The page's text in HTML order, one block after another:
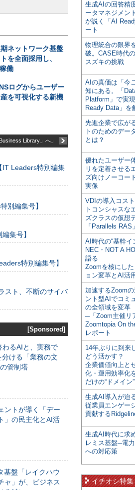
ネットワーク基盤
を全面採用し、
働
ログからユーザー
を可視化する新機
Library」へ」
IT Leaders特別編集
別編集号】
集号】
特別編集号】
スト、不断のサイバ
[Sponsored]
わるAIと、実務で
ける「業務の文
管制塔
ントが導く「デー
」の民主化とAI活
基盤「レイクハウ
ャ」が、ビジネス
生成AIの回答精
ータマネジメン
が説く「AI
ート
物理統合の限界
破。CASE時代
スズキの挑戦
AIの真価は「今
知にある。「
Platform」で実
Ready Data」を
先進企業で広が
トのためのデー
とは？
優れたユーザー
リを定着させる
ズ向けノーコー
実像
VDIの導入コス
トコンシャスな
ズクラスの仮想
「Parallels RAS
AI時代の“基幹
NEC・NOT A
語る
Zoomを核にし
ョン変革とAI活
加速するZoom
ント型AIでコミ
の全領域を変革
─「Zoom主催リ
Zoomtopia On
レポート
14年ぶりに到来
どう活かす？
企業価値向上と
化・運用効率化
だけの“ドメイン
生成AI導入が迫
従業員エンゲー
貢献する
生成AI時代に求
レミス基盤─電
への対応策
イチオシ特集